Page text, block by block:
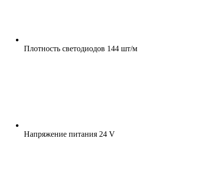
Плотность светодиодов 144 шт/м
Напряжение питания 24 V